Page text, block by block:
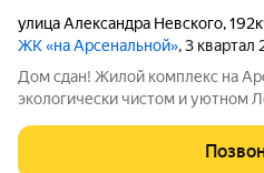
улица Александра Невского,
ЖК «на Арсенальной», 3 квартал
Дом сдан! Жилой комплекс на
экологически чистом и уютном
Невского; - удобная